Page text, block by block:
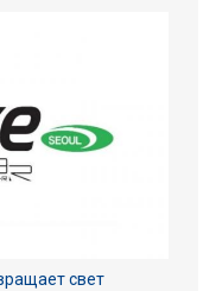
свет